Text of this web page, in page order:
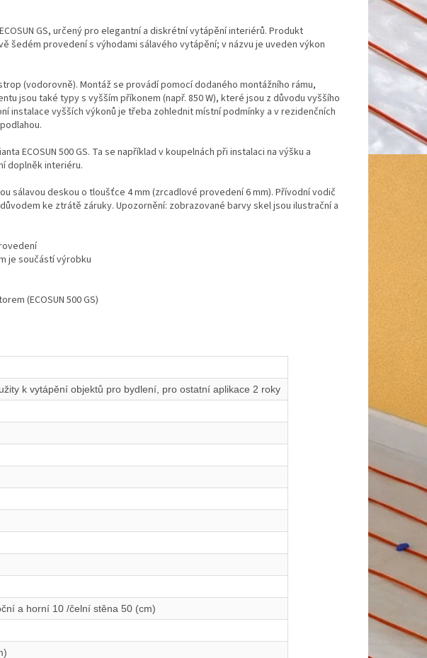
GS, určený pro elegantní a diskrétní vytápění interiérů. Produkt
šedém provedení s výhodami sálavého vytápění; v názvu je uveden výkon
(vodorovně). Montáž se provádí pomocí dodaného montážního rámu,
jsou také typy s vyšším příkonem (např. 850 W), které jsou z důvodu vyššího
instalace vyšších výkonů je třeba zohlednit místní podmínky a v rezidenčních
ECOSUN 500 GS. Ta se například v koupelnách při instalaci na výšku a
doplněk interiéru.
sálavou deskou o tloušťce 4 mm (zrcadlové provedení 6 mm). Přívodní vodič
ke ztrátě záruky. Upozornění: zobrazované barvy skel jsou ilustrační a
je součástí výrobku
(ECOSUN 500 GS)
k vytápění objektů pro bydlení, pro ostatní aplikace 2 roky
a horní 10 /čelní stěna 50 (cm)